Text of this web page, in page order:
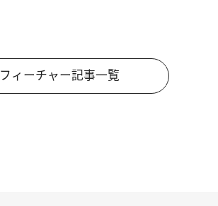
フィーチャー記事一覧